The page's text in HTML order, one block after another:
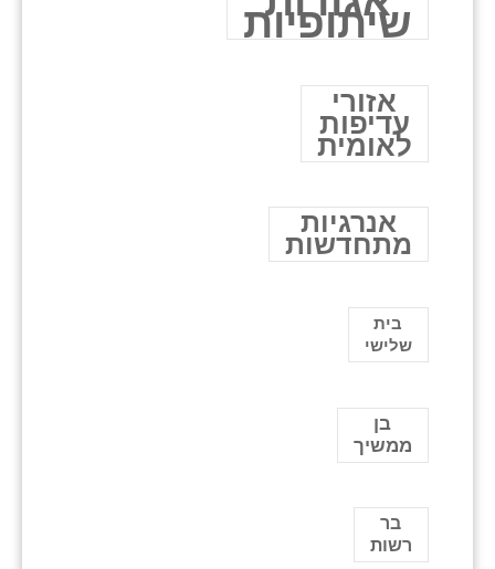
שיתופיות
אזורי
עדיפות
לאומית
אנרגיות
מתחדשות
בית
שלישי
בן
ממשיך
בר
רשות